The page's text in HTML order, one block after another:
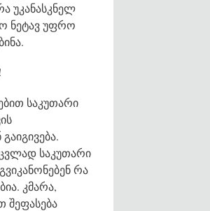
უკანასკნელ
ნეტავ უფრო
საკუთარი
საკუთარი
რა
კმარა,
შეფასება